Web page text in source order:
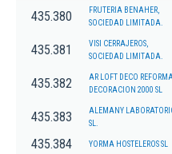
435.380
FRUTERIA BENAHER,
SOCIEDAD LIMITADA.
435.381
VISI CERRAJEROS,
SOCIEDAD LIMITADA.
435.382
AR LOFT DECO
DECORACION 2000 SL
435.383
ALEMANY
SL.
435.384 YORMA HOSTELEROS SL